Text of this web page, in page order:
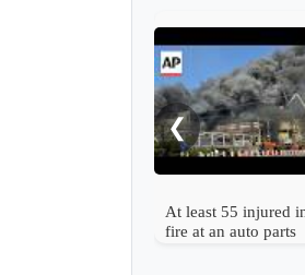
❮
At least 55 injured
fire at an auto parts